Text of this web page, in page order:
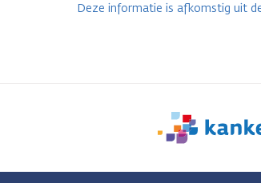
Deze informatie is afkomstig uit
We
er